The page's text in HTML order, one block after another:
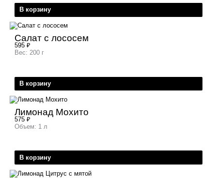
В корзину
Салат с лососем
595 ₽
Вес: 200 г
В корзину
Лимонад Мохито
575 ₽
Объем: 1 л
В корзину